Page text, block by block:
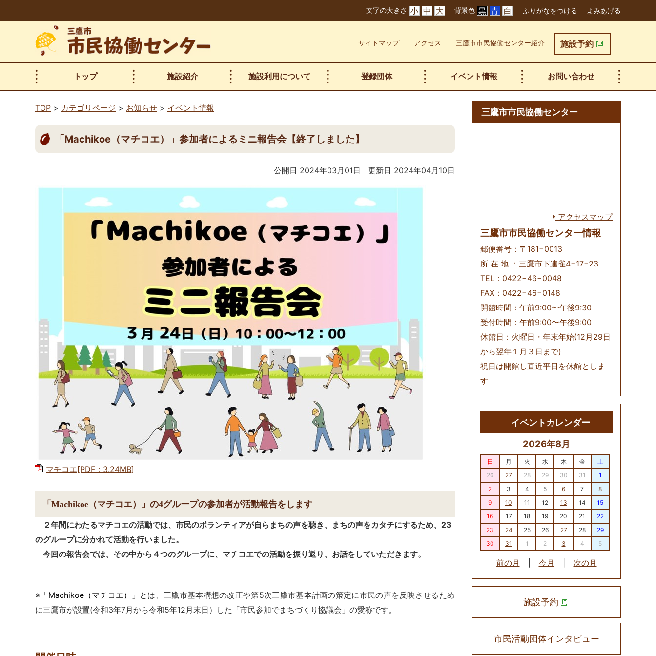
文
へ
移
動
文字の大きさ 小 中 大 背景色 黒 青 白 ふりがなをつける よみあげる
サイトマップ アクセス 三鷹市市民協働センター紹介 施設予約
トップ 施設紹介 施設利用について 登録団体 イベント情報 お問い合わせ
TOP カテゴリページ お知らせ イベント情報
「Machikoe（マチコエ）」参加者によるミニ報告会【終了しました】
公開日 2024年03月01日 更新日 2024年04月10日
マチコエ[PDF：3.24MB]
「Machikoe（マチコエ）」の4グループの参加者が活動報告をします
２年間にわたるマチコエの活動では、市民のボランティアが自らまちの声を聴き、まちの声をカタチにするため、23
のグループに分かれて活動を行いました。
今回の報告会では、その中から４つのグループに、マチコエでの活動を振り返り、お話をしていただきます。
※ 「Machikoe（マチコエ）」 とは、三鷹市基本構想の改正や第5次三鷹市基本計画の策定に市民の声を反映させるため
に三鷹市が設置(令和3年7月から令和5年12月末日）した「市民参加でまちづくり協議会」の愛称です。
三鷹市市民協働センター
アクセスマップ
三鷹市市民協働センター情報
郵便番号：〒181−0013
所 在 地 ：三鷹市下連雀4−17−23
TEL：0422−46−0048
FAX：0422−46−0148
開館時間：午前9:00〜午後9:30
受付時間：午前9:00〜午後9:00
休館日：火曜日・年末年始(12月29日
から翌年１月３日まで)
祝日は開館し直近平日を休館としま
す
イベントカレンダー
2026年8月
日 月 火 水 木 金
土
26
27 28 29 30 31
1
2
3 4 5 6 7
8
9
10 11 12 13 14
15
16
17 18 19 20 21
22
23
24 25 26 27 28
29
30
31 1 2 3 4 5
前の月 今月 次の月
施設予約
市民活動団体インタビュー